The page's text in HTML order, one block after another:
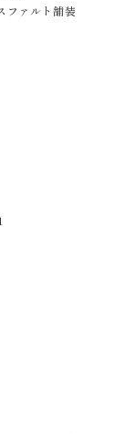
ファルト舗装